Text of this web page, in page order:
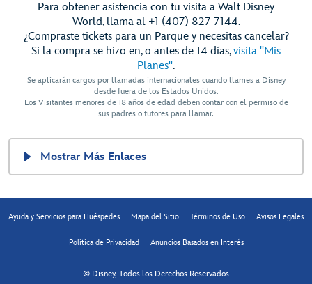
Para obtener asistencia con tu visita a Walt Disney
World, llama al +1 (407) 827-7144.
¿Compraste tickets para un Parque y necesitas cancelar?
Si la compra se hizo en, o antes de 14 días,visita "Mis
Planes".
Se aplicarán cargos por llamadas internacionales cuando llames a Disney
desde fuera de los Estados Unidos.
Los Visitantes menores de 18 años de edad deben contar con el permiso de
sus padres o tutores para llamar.
Mostrar Más Enlaces
Ayuda y Servicios para Huéspedes Mapa del Sitio Términos de Uso Avisos Legales
Política de Privacidad Anuncios Basados en Interés
© Disney, Todos los Derechos Reservados